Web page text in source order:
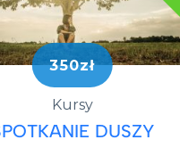
350zł
Kursy
DUSZY